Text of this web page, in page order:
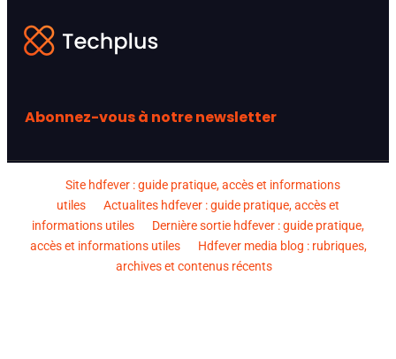
Abonnez-vous à notre newsletter
Site hdfever : guide pratique, accès et informations
utiles
Actualites hdfever : guide pratique, accès et
informations utiles
Dernière sortie hdfever : guide pratique,
accès et informations utiles
Hdfever media blog : rubriques,
archives et contenus récents